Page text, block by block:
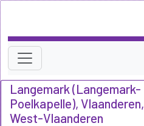
Langemark (Langemark-
Poelkapelle), Vlaanderen,
West-Vlaanderen